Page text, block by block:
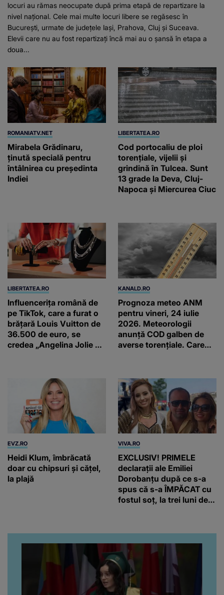
locuri au rămas neocupate după prima etapă de repartizare la
nivel național. Cele mai multe locuri libere se regăsesc în
București, urmate de județele Iași, Prahova, Cluj și Suceava.
Elevii care nu au fost repartizați încă mai au o șansă în etapa a
doua...
ROMANIATV.NET
Mirabela Grădinaru,
ţinută specială pentru
întâlnirea cu preşedinta
Indiei
LIBERTATEA.RO
Cod portocaliu de ploi
torențiale, vijelii și
grindină în Tulcea. Sunt
13 grade la Deva, Cluj-
Napoca și Miercurea Ciuc
LIBERTATEA.RO
Influencerița română de
pe TikTok, care a furat o
brățară Louis Vuitton de
36.500 de euro, se
credea „Angelina Jolie de
KANALD.RO
Prognoza meteo ANM
pentru vineri, 24 iulie
2026. Meteorologii
anunță COD galben de
averse torențiale. Care
EVZ.RO
Heidi Klum, îmbrăcată
doar cu chipsuri și cățel,
la plajă
VIVA.RO
EXCLUSIV! PRIMELE
declarații ale Emiliei
Dorobanțu după ce s-a
spus că s-a ÎMPĂCAT cu
fostul soț, la trei luni de
artistă i-a lăsat MASCĂ
pe toți. De data aceasta,
chiar a rupt tăcerea:
”Poate că aveam să ne
spunem, să ne...”